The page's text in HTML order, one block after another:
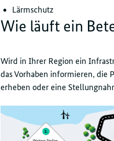
Lärmschutz
Wie läuft ein
Wird in Ihrer Region ein
das Vorhaben informieren, die
erheben oder eine